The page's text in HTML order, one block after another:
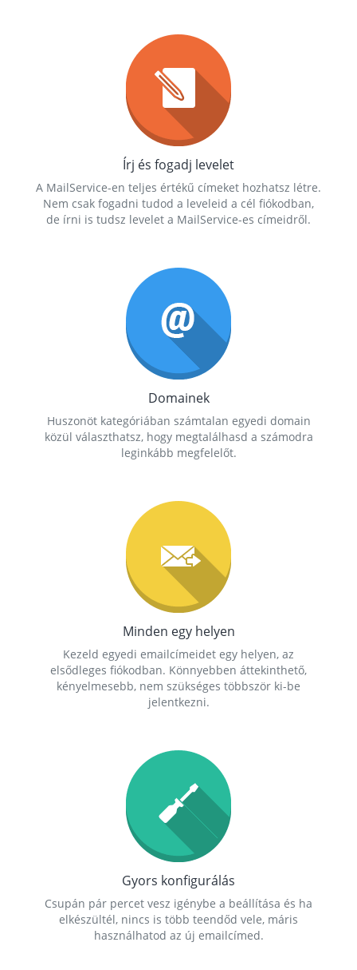
Írj és fogadj levelet
A MailService-en teljes értékű címeket hozhatsz létre.
Nem csak fogadni tudod a leveleid a cél fiókodban,
de írni is tudsz levelet a MailService-es címeidről.
Domainek
Huszonöt kategóriában számtalan egyedi domain
közül választhatsz, hogy megtalálhasd a számodra
leginkább megfelelőt.
Minden egy helyen
Kezeld egyedi emailcímeidet egy helyen, az
elsődleges fiókodban. Könnyebben áttekinthető,
kényelmesebb, nem szükséges többször ki-be
jelentkezni.
Gyors konfigurálás
Csupán pár percet vesz igénybe a beállítása és ha
elkészültél, nincs is több teendőd vele, máris
használhatod az új emailcímed.